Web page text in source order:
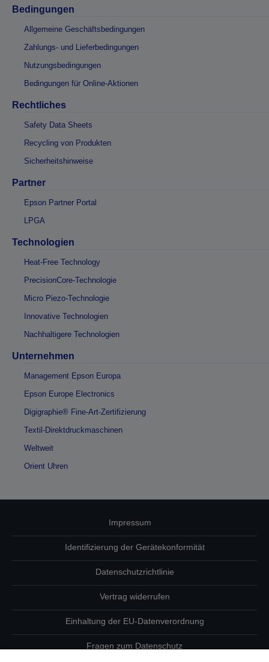
Bedingungen
Allgemeine Geschäftsbedingungen
Zahlungs- und Lieferbedingungen
Nutzungsbedingungen
Bedingungen für Online-Aktionen
Rechtliches
Safety Data Sheets
Recycling von Produkten
Sicherheitshinweise
Partner
Epson Partner Portal
LPGA
Technologien
Heat-Free Technology
PrecisionCore-Technologie
Micro Piezo-Technologie
Innovative Technologien
Nachhaltigere Technologien
Unternehmen
Management Epson Europa
Epson Europe Electronics
Digigraphie® Fine-Art-Zertifizierung
Textil-Direktdruckmaschinen
Weltweit
Orient Uhren
Impressum
Identifizierung der Gerätekonformität
Datenschutzrichtlinie
Vertrag widerrufen
Einhaltung der EU-Datenverordnung
Fragen zum Datenschutz